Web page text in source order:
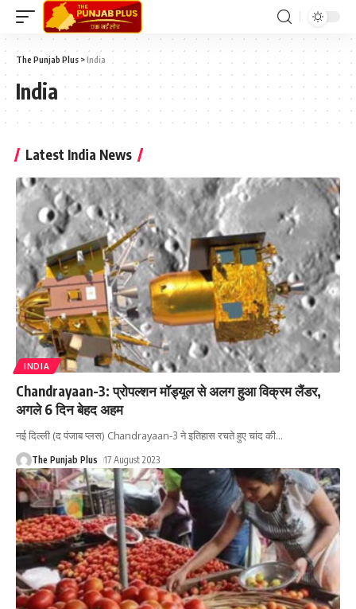
The Punjab Plus >India
India
Latest India News
INDIA
Chandrayaan-3: प्रोपल्शन मॉड्यूल से अलग हुआ विक्रम लैंडर,
अगले 6 दिन बेहद अहम
नई दिल्ली (द पंजाब प्लस) Chandrayaan-3 ने इतिहास रचते हुए चांद की…
The Punjab Plus 17 August 2023